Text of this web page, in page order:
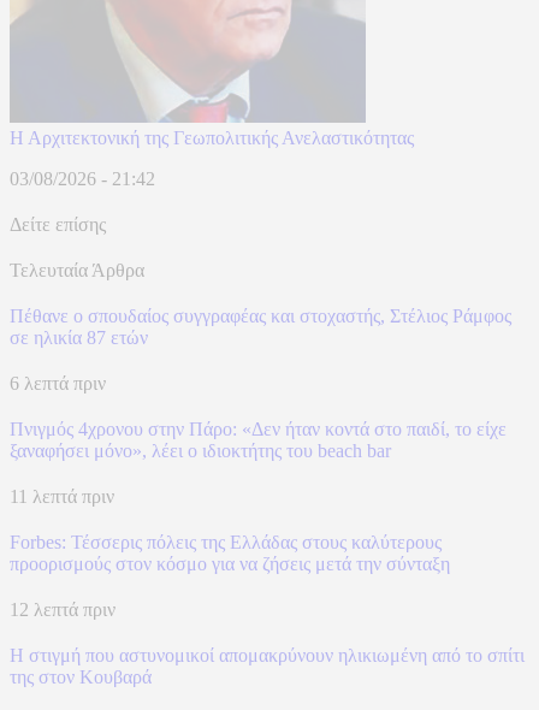
Η Αρχιτεκτονική της Γεωπολιτικής Ανελαστικότητας
03/08/2026 - 21:42
Δείτε επίσης
Τελευταία Άρθρα
Πέθανε ο σπουδαίος συγγραφέας και στοχαστής, Στέλιος Ράμφος
σε ηλικία 87 ετών
6 λεπτά πριν
Πνιγμός 4χρονου στην Πάρο: «Δεν ήταν κοντά στο παιδί, το είχε
ξαναφήσει μόνο», λέει ο ιδιοκτήτης του beach bar
11 λεπτά πριν
Forbes: Τέσσερις πόλεις της Ελλάδας στους καλύτερους
προορισμούς στον κόσμο για να ζήσεις μετά την σύνταξη
12 λεπτά πριν
Η στιγμή που αστυνομικοί απομακρύνουν ηλικιωμένη από το σπίτι
της στον Κουβαρά